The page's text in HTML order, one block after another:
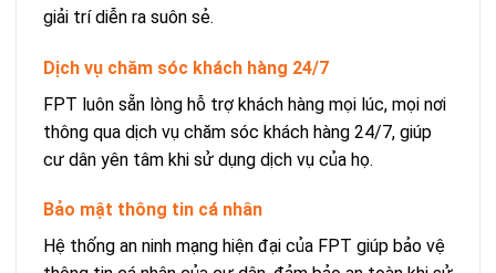
giải trí diễn ra suôn sẻ.
Dịch vụ chăm sóc khách hàng 24/7
FPT luôn sẵn lòng hỗ trợ khách hàng mọi lúc, mọi nơi
thông qua dịch vụ chăm sóc khách hàng 24/7, giúp
cư dân yên tâm khi sử dụng dịch vụ của họ.
Bảo mật thông tin cá nhân
Hệ thống an ninh mạng hiện đại của FPT giúp bảo vệ